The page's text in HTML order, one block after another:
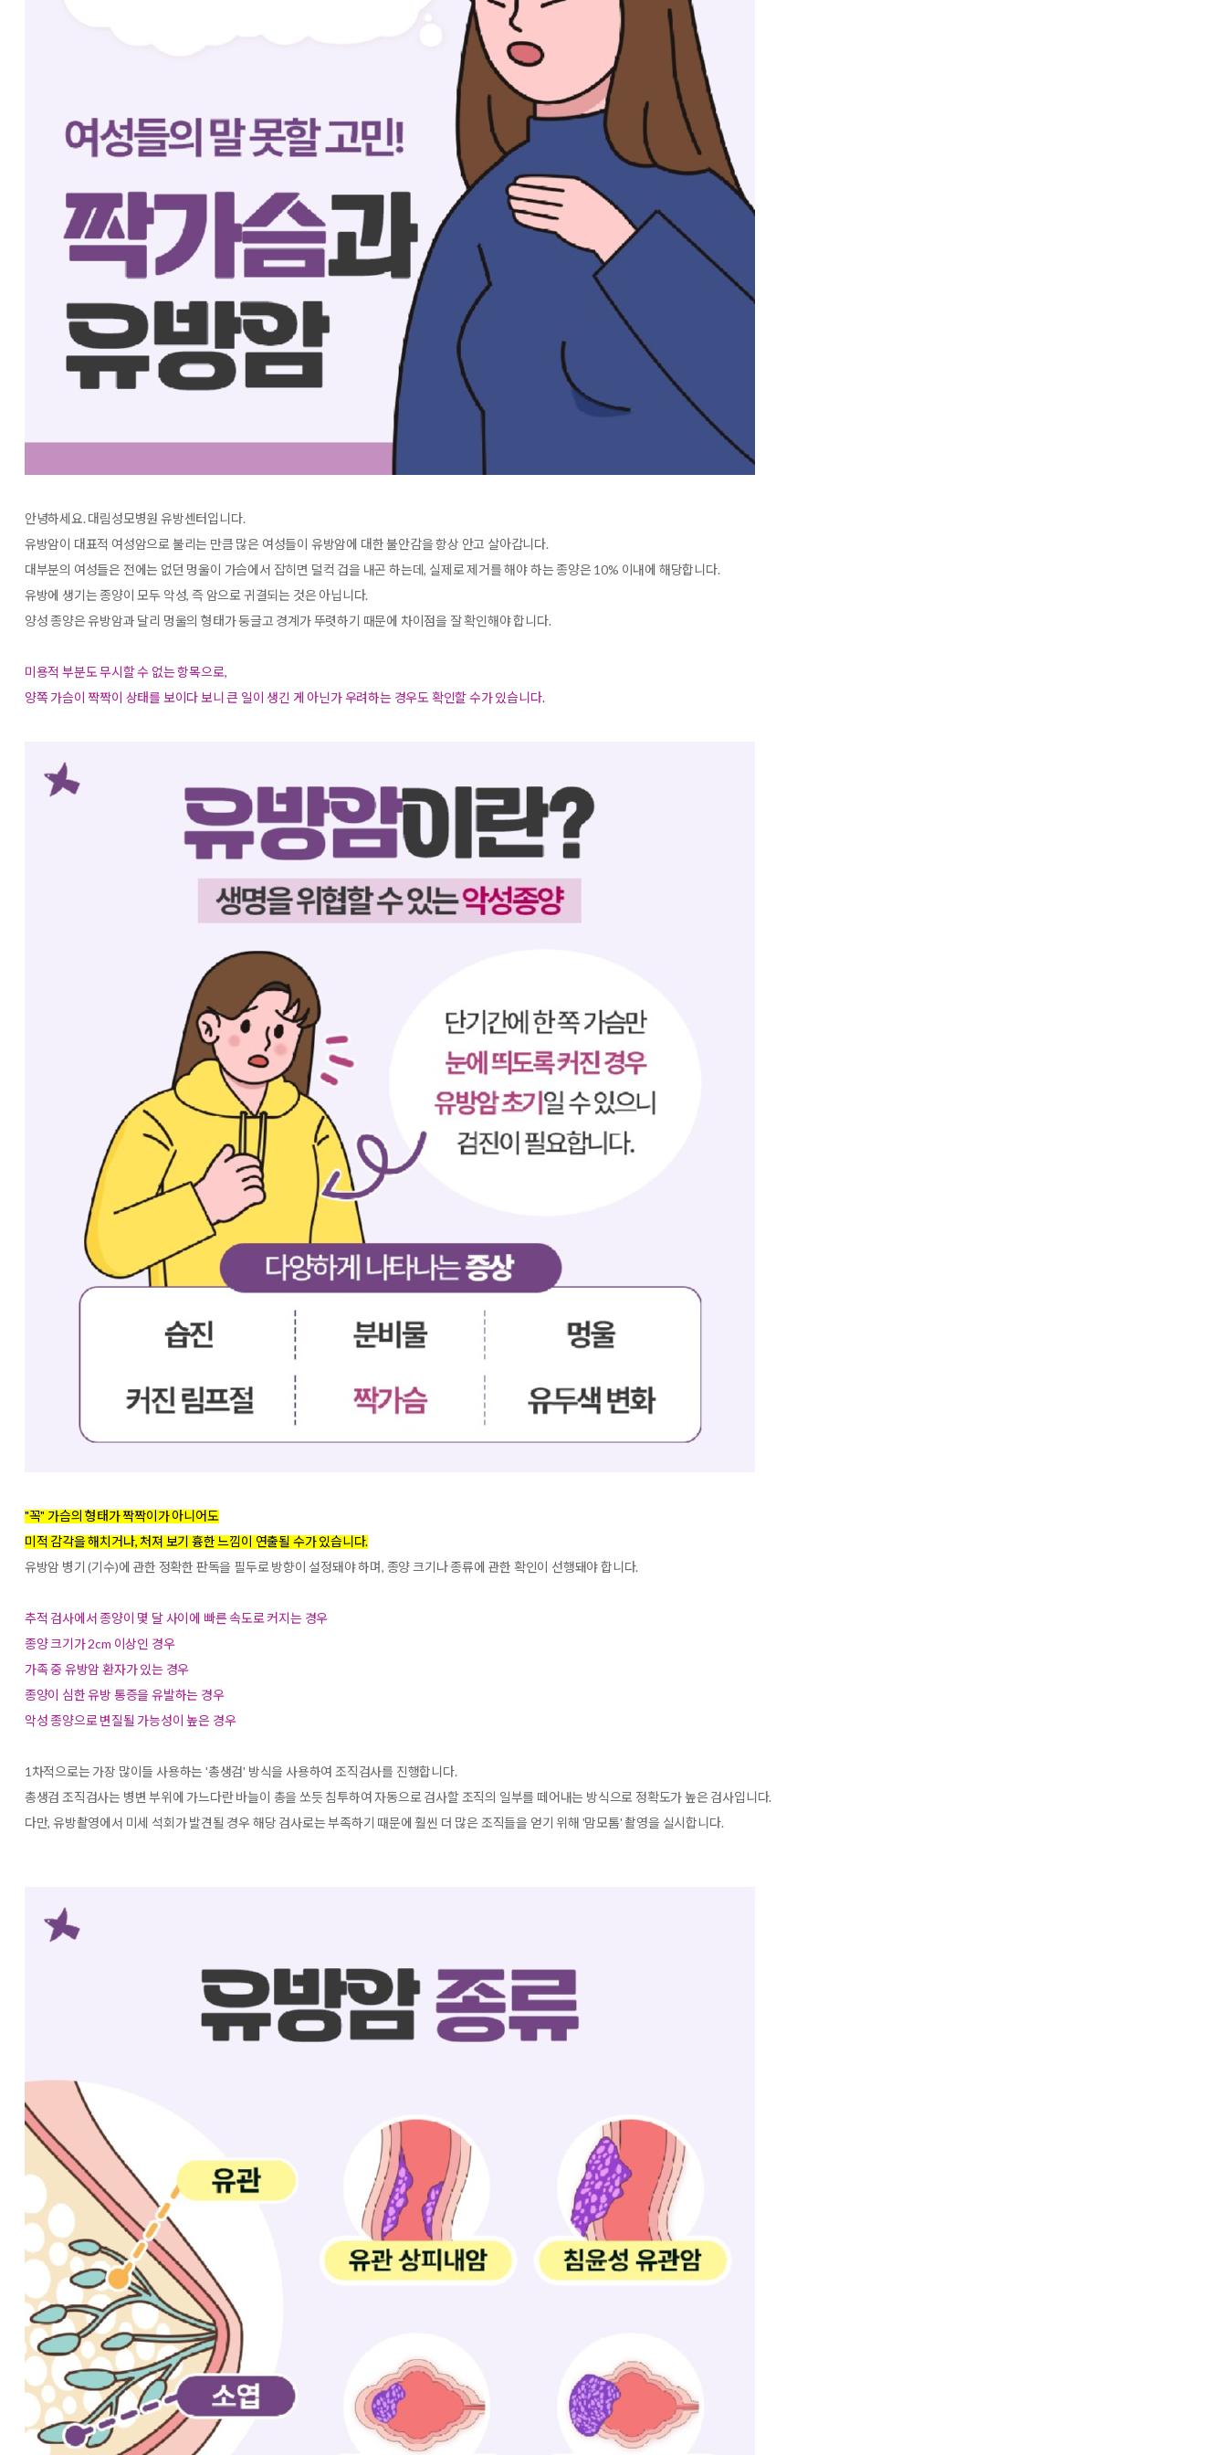
안녕하세요. 대림성모병원 유방센터입니다.
유방암이 대표적 여성암으로 불리는 만큼 많은 여성들이 유방암에 대한 불안감을 항상 안고 살아갑니다.
대부분의 여성들은 전에는 없던 멍울이 가슴에서 잡히면 덜컥 겁을 내곤 하는데, 실제로 제거를 해야 하는 종양은 10% 이내에 해당합니다.
유방에 생기는 종양이 모두 악성, 즉 암으로 귀결되는 것은 아닙니다.
양성 종양은 유방암과 달리 멍울의 형태가 둥글고 경계가 뚜렷하기 때문에 차이점을 잘 확인해야 합니다.
미용적 부분도 무시할 수 없는 항목으로,
양쪽 가슴이 짝짝이 상태를 보이다 보니 큰 일이 생긴 게 아닌가 우려하는 경우도 확인할 수가 있습니다.
"꼭" 가슴의 형태가 짝짝이가 아니어도
미적 감각을 해치거나, 처져 보기 흉한 느낌이 연출될 수가 있습니다.
유방암 병기 (기수)에 관한 정확한 판독을 필두로 방향이 설정돼야 하며, 종양 크기나 종류에 관한 확인이 선행돼야 합니다.
추적 검사에서 종양이 몇 달 사이에 빠른 속도로 커지는 경우
종양 크기가 2cm 이상인 경우
가족 중 유방암 환자가 있는 경우
종양이 심한 유방 통증을 유발하는 경우
악성 종양으로 변질될 가능성이 높은 경우
1차적으로는 가장 많이들 사용하는 '총생검' 방식을 사용하여 조직검사를 진행합니다.
총생검 조직검사는 병변 부위에 가느다란 바늘이 총을 쏘듯 침투하여 자동으로 검사할 조직의 일부를 떼어내는 방식으로 정확도가 높은 검사입니다.
다만, 유방촬영에서 미세 석회가 발견될 경우 해당 검사로는 부족하기 때문에 훨씬 더 많은 조직들을 얻기 위해 '맘모톰' 촬영을 실시합니다.